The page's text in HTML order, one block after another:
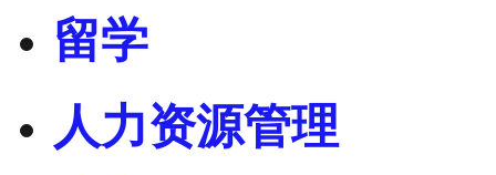
留学
人力资源管理